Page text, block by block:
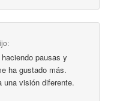
pausas y
ha gustado más.
una visión diferente.